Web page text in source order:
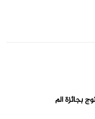
بجائزة الم